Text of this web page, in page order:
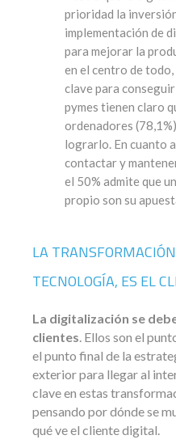
prioridad la
implementación de
para mejorar la
en el centro de
clave para
pymes tienen claro
ordenadores
lograrlo. En cuanto
contactar y
el 50% admite que
propio son su
LA
TECNOLOGÍA, ES EL
La digitalización se
clientes. Ellos son el
el punto final de la
exterior para llegar al
clave en estas
pensando por dónde se
qué ve el cliente digital.